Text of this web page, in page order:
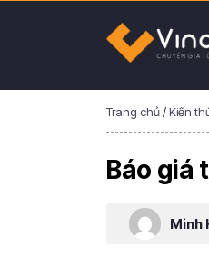
Trang chủ/Kiến
Báo giá
Minh